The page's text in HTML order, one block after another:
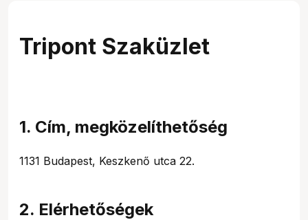
Tripont Szaküzlet
1. Cím, megközelíthetőség
1131 Budapest, Keszkenő utca 22.
2. Elérhetőségek